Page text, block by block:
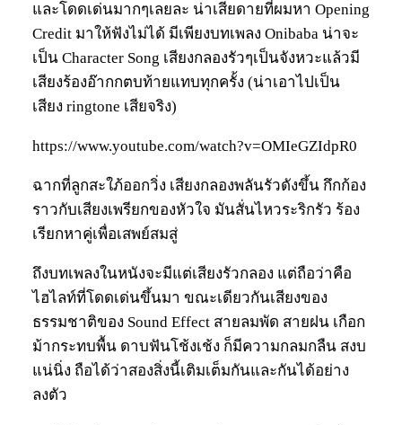
และโดดเด่นมากๆเลยละ น่าเสียดายที่ผมหา Opening
Credit มาให้ฟังไม่ได้ มีเพียงบทเพลง Onibaba น่าจะ
เป็น Character Song เสียงกลองรัวๆเป็นจังหวะแล้วมี
เสียงร้องอ๊ากกตบท้ายแทบทุกครั้ง (น่าเอาไปเป็น
เสียง ringtone เสียจริง)
https://www.youtube.com/watch?v=OMIeGZIdpR0
ฉากที่ลูกสะใภ้ออกวิ่ง เสียงกลองพลันรัวดังขึ้น กึกก้อง
ราวกับเสียงเพรียกของหัวใจ มันสั่นไหวระริกรัว ร้อง
เรียกหาคู่เพื่อเสพย์สมสู่
ถึงบทเพลงในหนังจะมีแต่เสียงรัวกลอง แต่ถือว่าคือ
ไฮไลท์ที่โดดเด่นขึ้นมา ขณะเดียวกันเสียงของ
ธรรมชาติของ Sound Effect สายลมพัด สายฝน เกือก
ม้ากระทบพื้น ดาบฟันโช้งเช้ง ก็มีความกลมกลืน สงบ
แน่นิ่ง ถือได้ว่าสองสิ่งนี้เติมเต็มกันและกันได้อย่าง
ลงตัว